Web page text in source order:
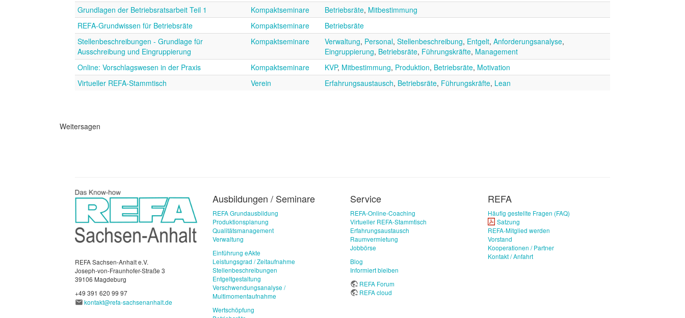
Grundlagen der Betriebsratsarbeit Teil 1 Kompaktseminare Betriebsräte, Mitbestimmung
REFA-Grundwissen für Betriebsräte
Kompaktseminare
Betriebsräte
Stellenbeschreibungen - Grundlage für
Ausschreibung und Eingruppierung
Kompaktseminare Verwaltung, Personal, Stellenbeschreibung, Entgelt, Anforderungsanalyse,
Eingruppierung, Betriebsräte, Führungskräfte, Management
Online: Vorschlagswesen in der Praxis
Kompaktseminare KVP, Mitbestimmung, Produktion, Betriebsräte, Motivation
Virtueller REFA-Stammtisch
Verein Erfahrungsaustausch, Betriebsräte, Führungskräfte, Lean
Weitersagen
REFA Sachsen-Anhalt e.V.
Joseph-von-Fraunhofer-Straße 3
39106 Magdeburg
+49 391 620 99 97
kontakt@refa-sachsenanhalt.de
Ausbildungen / Seminare
REFA Grundausbildung
Produktionsplanung
Qualitätsmanagement
Verwaltung
Einführung eAkte
Leistungsgrad / Zeitaufnahme
Stellenbeschreibungen
Entgeltgestaltung
Verschwendungsanalyse /
Multimomentaufnahme
Wertschöpfung
Service
REFA-Online-Coaching
Virtueller REFA-Stammtisch
Erfahrungsaustausch
Raumvermietung
Jobbörse
Blog
Informiert bleiben
REFA Forum
REFA cloud
REFA
Häufig gestellte Fragen (FAQ)
Satzung
REFA-Mitglied werden
Vorstand
Kooperationen / Partner
Kontakt / Anfahrt